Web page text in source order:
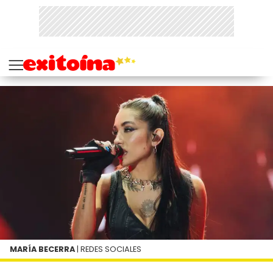
MARÍA BECERRA | REDES SOCIALES